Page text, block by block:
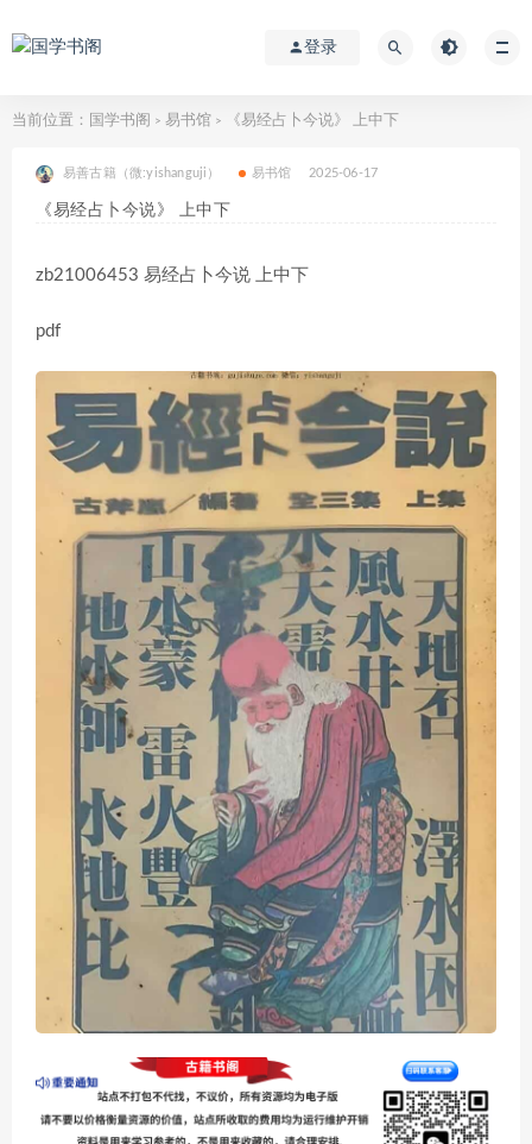
登录
当前位置： 国学书阁 > 易书馆 > 《易经占卜今说》 上中下
易善古籍（微:yishanguji） 易书馆 2025-06-17
《易经占卜今说》 上中下
zb21006453 易经占卜今说 上中下
pdf